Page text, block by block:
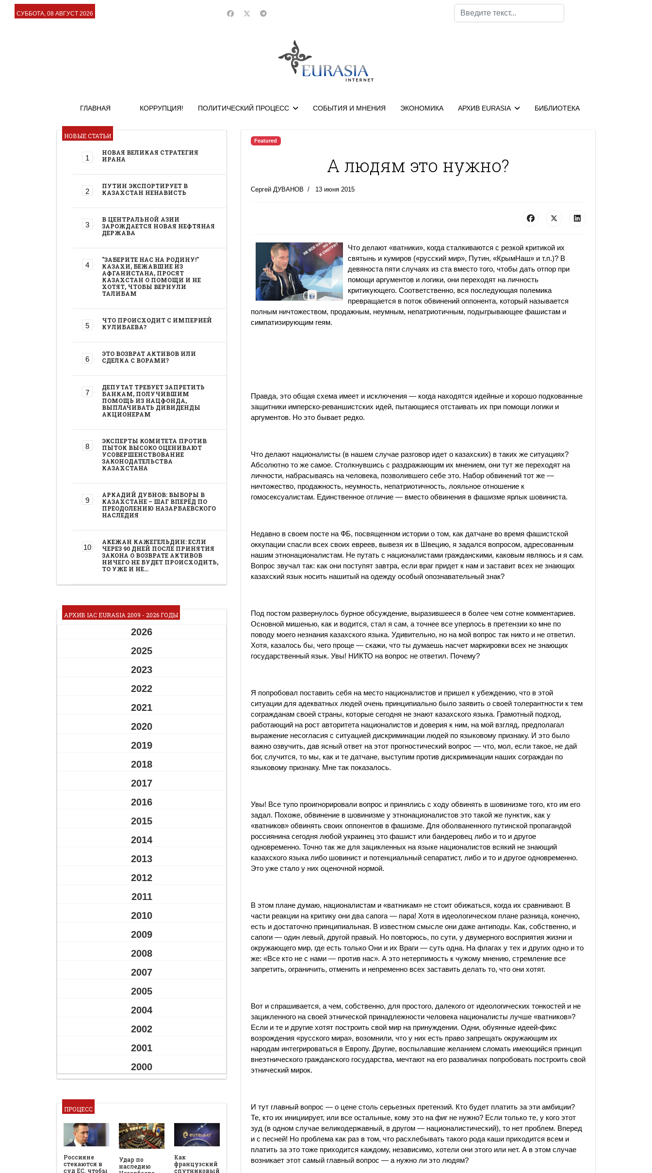
СУББОТА, 08 АВГУСТ 2026
Поиск
ГЛАВНАЯ КОРРУПЦИЯ! ПОЛИТИЧЕСКИЙ ПРОЦЕСС СОБЫТИЯ И МНЕНИЯ ЭКОНОМИКА АРХИВ EURASIA БИБЛИОТЕКА
НОВЫЕ СТАТЬИ
НОВАЯ ВЕЛИКАЯ СТРАТЕГИЯ
ИРАНА
ПУТИН ЭКСПОРТИРУЕТ В
КАЗАХСТАН НЕНАВИСТЬ
В ЦЕНТРАЛЬНОЙ АЗИИ
ЗАРОЖДАЕТСЯ НОВАЯ НЕФТЯНАЯ
ДЕРЖАВА
"ЗАБЕРИТЕ НАС НА РОДИНУ!"
КАЗАХИ, БЕЖАВШИЕ ИЗ
АФГАНИСТАНА, ПРОСЯТ
КАЗАХСТАН О ПОМОЩИ И НЕ
ХОТЯТ, ЧТОБЫ ВЕРНУЛИ
ТАЛИБАМ
ЧТО ПРОИСХОДИТ С ИМПЕРИЕЙ
КУЛИБАЕВА?
ЭТО ВОЗВРАТ АКТИВОВ ИЛИ
СДЕЛКА С ВОРАМИ?
ДЕПУТАТ ТРЕБУЕТ ЗАПРЕТИТЬ
БАНКАМ, ПОЛУЧИВШИМ
ПОМОЩЬ ИЗ НАЦФОНДА,
ВЫПЛАЧИВАТЬ ДИВИДЕНДЫ
АКЦИОНЕРАМ
ЭКСПЕРТЫ КОМИТЕТА ПРОТИВ
ПЫТОК ВЫСОКО ОЦЕНИВАЮТ
УСОВЕРШЕНСТВОВАНИЕ
ЗАКОНОДАТЕЛЬСТВА
КАЗАХСТАНА
АРКАДИЙ ДУБНОВ: ВЫБОРЫ В
КАЗАХСТАНЕ – ШАГ ВПЕРЁД ПО
ПРЕОДОЛЕНИЮ НАЗАРБАЕВСКОГО
НАСЛЕДИЯ
АКЕЖАН КАЖЕГЕЛЬДИН: ЕСЛИ
ЧЕРЕЗ 90 ДНЕЙ ПОСЛЕ ПРИНЯТИЯ
ЗАКОНА О ВОЗВРАТЕ АКТИВОВ
НИЧЕГО НЕ БУДЕТ ПРОИСХОДИТЬ,
ТО УЖЕ И НЕ…
АРХИВ IAC EURASIA 2009 - 2026 ГОДЫ
2026
2025
2023
2022
2021
2020
2019
2018
2017
2016
2015
2014
2013
2012
2011
2010
2009
2008
2007
2005
2004
2002
2001
2000
ПРОЦЕСС
Россияне
стекаются в
суд ЕС, чтобы
Удар по
наследию
Как
французский
спутниковый
Featured
А людям это нужно?
Сергей ДУВАНОВ 13 июня 2015
Что делают «ватники», когда сталкиваются с резкой критикой их
святынь и кумиров («русский мир», Путин, «КрымНаш» и т.п.)? В
девяноста пяти случаях из ста вместо того, чтобы дать отпор при
помощи аргументов и логики, они переходят на личность
критикующего. Соответственно, вся последующая полемика
превращается в поток обвинений оппонента, который называется
полным ничтожеством, продажным, неумным, непатриотичным, подыгрывающее фашистам и
симпатизирующим геям.
Правда, это общая схема имеет и исключения — когда находятся идейные и хорошо подкованные
защитники имперско-реваншистских идей, пытающиеся отстаивать их при помощи логики и
аргументов. Но это бывает редко.
Что делают националисты (в нашем случае разговор идет о казахских) в таких же ситуациях?
Абсолютно то же самое. Столкнувшись с раздражающим их мнением, они тут же переходят на
личности, набрасываясь на человека, позволившего себе это. Набор обвинений тот же —
ничтожество, продажность, неумность, непатриотичность, лояльное отношение к
гомосексуалистам. Единственное отличие — вместо обвинения в фашизме ярлык шовиниста.
Недавно в своем посте на ФБ, посвященном истории о том, как датчане во время фашистской
оккупации спасли всех своих евреев, вывезя их в Швецию, я задался вопросом, адресованным
нашим этнонационалистам. Не путать с националистами гражданскими, каковым являюсь и я сам.
Вопрос звучал так: как они поступят завтра, если враг придет к нам и заставит всех не знающих
казахский язык носить нашитый на одежду особый опознавательный знак?
Под постом развернулось бурное обсуждение, выразившееся в более чем сотне комментариев.
Основной мишенью, как и водится, стал я сам, а точнее все уперлось в претензии ко мне по
поводу моего незнания казахского языка. Удивительно, но на мой вопрос так никто и не ответил.
Хотя, казалось бы, чего проще — скажи, что ты думаешь насчет маркировки всех не знающих
государственный язык. Увы! НИКТО на вопрос не ответил. Почему?
Я попробовал поставить себя на место националистов и пришел к убеждению, что в этой
ситуации для адекватных людей очень принципиально было заявить о своей толерантности к тем
согражданам своей страны, которые сегодня не знают казахского языка. Грамотный подход,
работающий на рост авторитета националистов и доверия к ним, на мой взгляд, предполагал
выражение несогласия с ситуацией дискриминации людей по языковому признаку. И это было
важно озвучить, дав ясный ответ на этот прогностический вопрос — что, мол, если такое, не дай
бог, случится, то мы, как и те датчане, выступим против дискриминации наших сограждан по
языковому признаку. Мне так показалось.
Увы! Все тупо проигнорировали вопрос и принялись с ходу обвинять в шовинизме того, кто им его
задал. Похоже, обвинение в шовинизме у этнонационалистов это такой же пунктик, как у
«ватников» обвинять своих оппонентов в фашизме. Для оболваненного путинской пропагандой
россиянина сегодня любой украинец это фашист или бандеровец либо и то и другое
одновременно. Точно так же для зацикленных на языке националистов всякий не знающий
казахского языка либо шовинист и потенциальный сепаратист, либо и то и другое одновременно.
Это уже стало у них оценочной нормой.
В этом плане думаю, националистам и «ватникам» не стоит обижаться, когда их сравнивают. В
части реакции на критику они два сапога — пара! Хотя в идеологическом плане разница, конечно,
есть и достаточно принципиальная. В известном смысле они даже антиподы. Как, собственно, и
сапоги — один левый, другой правый. Но повторюсь, по сути, у двумерного восприятия жизни и
окружающего мир, где есть только Они и их Враги — суть одна. На флагах у тех и других одно и то
же: «Все кто не с нами — против нас». А это нетерпимость к чужому мнению, стремление все
запретить, ограничить, отменить и непременно всех заставить делать то, что они хотят.
Вот и спрашивается, а чем, собственно, для простого, далекого от идеологических тонкостей и не
зацикленного на своей этнической принадлежности человека националисты лучше «ватников»?
Если и те и другие хотят построить свой мир на принуждении. Одни, обуянные идеей-фикс
возрождения «русского мира», возомнили, что у них есть право запрещать окружающим их
народам интегрироваться в Европу. Другие, воспылавшие желанием сломать имеющийся принцип
внеэтнического гражданского государства, мечтают на его развалинах попробовать построить свой
этнический мирок.
И тут главный вопрос — о цене столь серьезных претензий. Кто будет платить за эти амбиции?
Те, кто их инициирует, или все остальные, кому это на фиг не нужно? Если только те, у кого этот
зуд (в одном случае великодержавный, в другом — националистический), то нет проблем. Вперед
и с песней! Но проблема как раз в том, что расхлебывать такого рода каши приходится всем и
платить за это тоже приходится каждому, независимо, хотели они этого или нет. А в этом случае
возникает этот самый главный вопрос — а нужно ли это людям?